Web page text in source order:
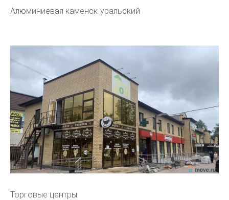
Алюминиевая каменск-уральский
Торговые центры